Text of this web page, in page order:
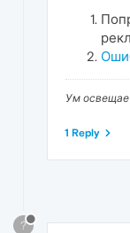
Ум
1 Reply
?